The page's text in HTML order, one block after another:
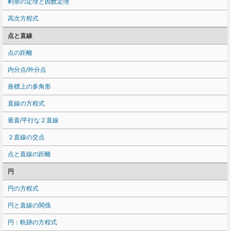
剰余の定理と因数定理
高次方程式
点と直線
点の距離
内分点/外分点
座標上の多角形
直線の方程式
垂直/平行な２直線
２直線の交点
点と直線の距離
円
円の方程式
円と直線の関係
円：軌跡の方程式